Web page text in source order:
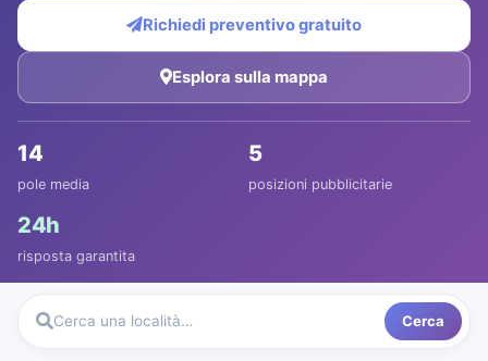
Richiedi preventivo gratuito
Esplora sulla mappa
14
pole media
5
posizioni pubblicitarie
24h
risposta garantita
Cerca una località… Cerca